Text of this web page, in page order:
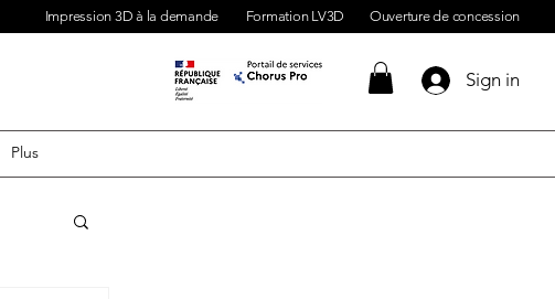
Impression 3D à la demande Formation LV3D Ouverture de concession
Sign in
Plus